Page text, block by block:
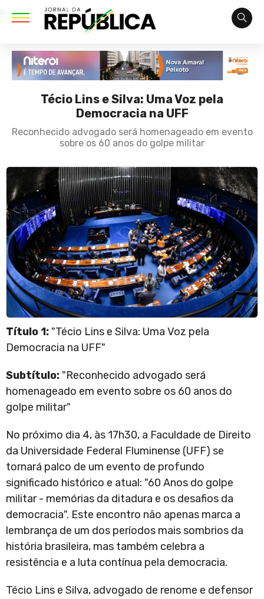
Técio Lins e Silva: Uma Voz pela
Democracia na UFF
Reconhecido advogado será homenageado em evento
sobre os 60 anos do golpe militar
Título 1: "Técio Lins e Silva: Uma Voz pela
Democracia na UFF"
Subtítulo: "Reconhecido advogado será
homenageado em evento sobre os 60 anos do
golpe militar"
No próximo dia 4, às 17h30, a Faculdade de Direito
da Universidade Federal Fluminense (UFF) se
tornará palco de um evento de profundo
significado histórico e atual: "60 Anos do golpe
militar - memórias da ditadura e os desafios da
democracia". Este encontro não apenas marca a
lembrança de um dos períodos mais sombrios da
história brasileira, mas também celebra a
resistência e a luta contínua pela democracia.
Técio Lins e Silva, advogado de renome e defensor